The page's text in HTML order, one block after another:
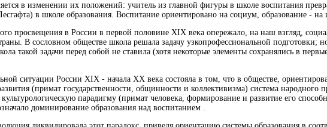
в изменении их положений: учитель из главной фигуры в школе воспитания
в школе образования. Воспитание ориентировано на социум, образование - на
просвещения в России в первой половине XIX века опережало, на наш взгляд,
В сословном обществе школа решала задачу узкопрофессиональной подготовки;
такой задачи перед собой не ставила (хотя некоторые элементы сохранялись в
ситуации России XIX - начала XX века состояла в том, что в обществе,
(примат государственности, общинности и коллективизма) система народного
парадигму (примат человека, формирование и развитие его
доминирование образования над воспитанием .